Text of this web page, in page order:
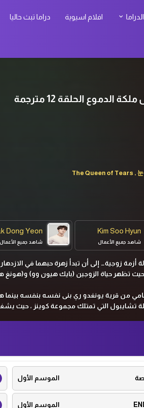
افلام اسيوية دراما تبث حاليا
The Queen of Tears ,
Kim Soo Hyun
شاهد جميع الأعمال
Dong Yeon
شاهد جميع الأعمال
أزمة زوجية… إلى أن تبدأ زهرة حبهما في
تظهر حياة الزوجين (بايك هيون وو) و(هونغ
من قرية يونغدو ري بنى نفسه بنفسه بينما
تشايبول التي تمتلك مجموعة كوينز ، حيث
الموسم الأول
الموسم الأول